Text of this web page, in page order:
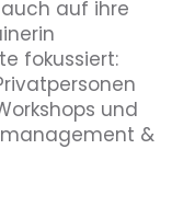
auf ihre
fokussiert:
und
&